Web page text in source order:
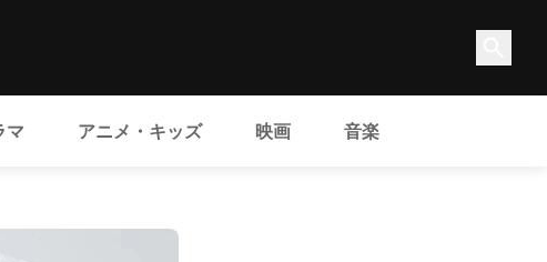
マ アニメ・キッズ 映画 音楽